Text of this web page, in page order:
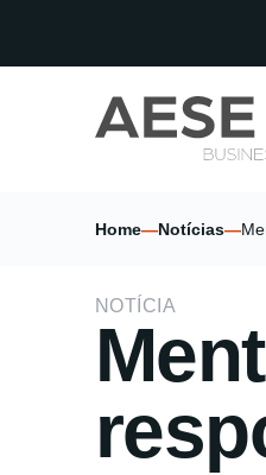
Home—Notícias—
NOTÍCIA